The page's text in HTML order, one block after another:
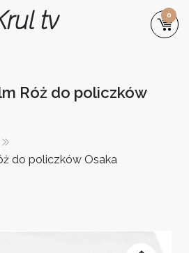
tv 0
Róż do policzków
do policzków Osaka